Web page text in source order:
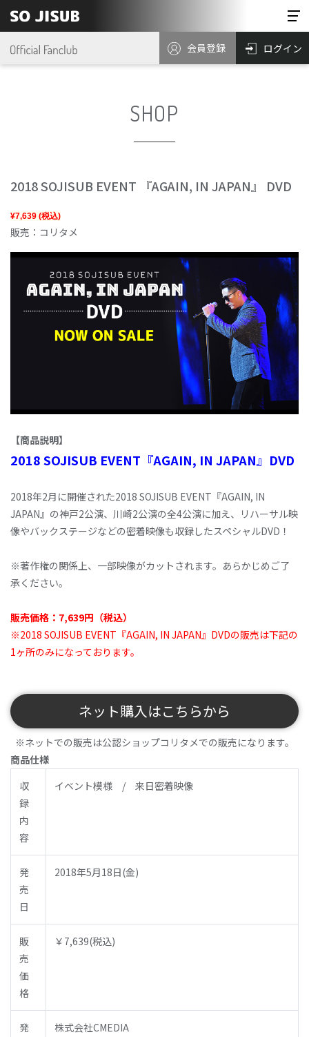
会員登録 ログイン
SHOP
2018 SOJISUB EVENT 『AGAIN, IN JAPAN』 DVD
¥7,639 (税込)
販売：コリタメ
【商品説明】
2018 SOJISUB EVENT『AGAIN, IN JAPAN』DVD
2018年2月に開催された2018 SOJISUB EVENT『AGAIN, IN
JAPAN』の神戸2公演、川崎2公演の全4公演に加え、リハーサル映
像やバックステージなどの密着映像も収録したスペシャルDVD！
※著作権の関係上、一部映像がカットされます。あらかじめご了
承ください。
販売価格：7,639円（税込）
※2018 SOJISUB EVENT『AGAIN, IN JAPAN』DVDの販売は下記の
1ヶ所のみになっております。
ネット購入はこちらから
※ネットでの販売は公認ショップコリタメでの販売になります。
商品仕様
収
録
内
容
イベント模様 / 来日密着映像
発
売
日
2018年5月18日(金)
販
売
価
格
￥7,639(税込)
発
株式会社CMEDIA